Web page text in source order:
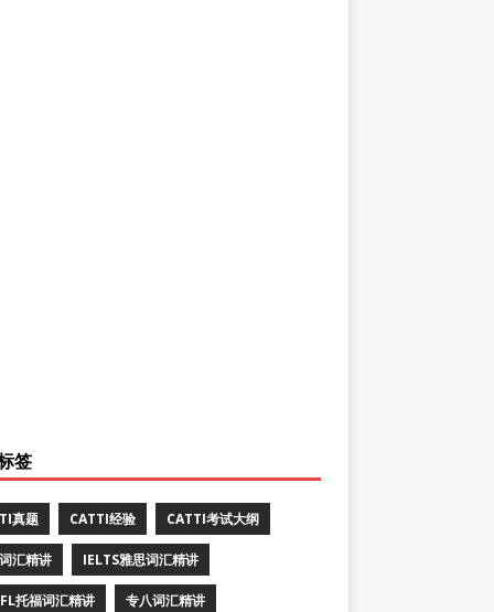
签
真题 CATTI经验 CATTI考试大纲
汇精讲 IELTS雅思词汇精讲
托福词汇精讲 专八词汇精讲